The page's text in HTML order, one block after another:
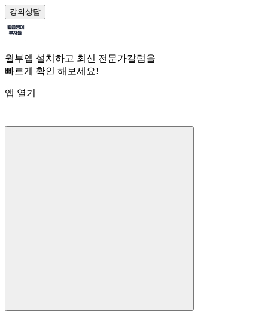
강의상담
월부앱 설치하고 최신 전문가칼럼을
빠르게 확인 해보세요!
앱 열기